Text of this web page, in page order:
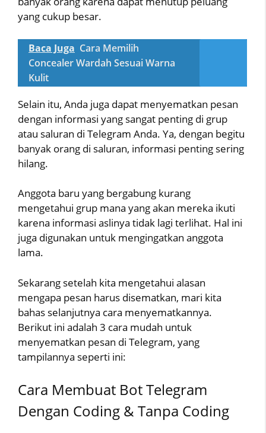
yang cukup besar.
Baca Juga Cara Memilih
Concealer Wardah Sesuai Warna
Kulit
Selain itu, Anda juga dapat menyematkan pesan
dengan informasi yang sangat penting di grup
atau saluran di Telegram Anda. Ya, dengan begitu
banyak orang di saluran, informasi penting sering
hilang.
Anggota baru yang bergabung kurang
mengetahui grup mana yang akan mereka ikuti
karena informasi aslinya tidak lagi terlihat. Hal ini
juga digunakan untuk mengingatkan anggota
lama.
Sekarang setelah kita mengetahui alasan
mengapa pesan harus disematkan, mari kita
bahas selanjutnya cara menyematkannya.
Berikut ini adalah 3 cara mudah untuk
menyematkan pesan di Telegram, yang
tampilannya seperti ini:
Cara Membuat Bot Telegram
Dengan Coding & Tanpa Coding